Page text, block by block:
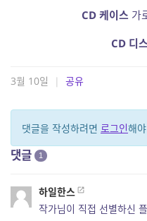
CD 케이스 가
CD 디
3월 10일 | 공유
댓글을 작성하려면 로그인해
댓글 1
하일한스
작가님이 직접 선별하신